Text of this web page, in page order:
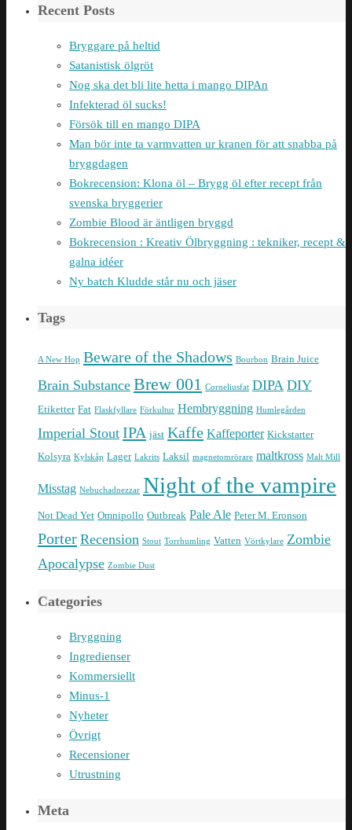
Recent Posts
Bryggare på heltid
Satanistisk ölgröt
Nog ska det bli lite hetta i mango DIPAn
Infekterad öl sucks!
Försök till en mango DIPA
Man bör inte ta varmvatten ur kranen för att snabba på
bryggdagen
Bokrecension: Klona öl – Brygg öl efter recept från
svenska bryggerier
Zombie Blood är äntligen bryggd
Bokrecension : Kreativ Ölbryggning : tekniker, recept &
galna idéer
Ny batch Kludde står nu och jäser
Tags
A New Hop Beware of the Shadows Bourbon Brain Juice
Brain Substance Brew 001 Corneliusfat DIPA DIY
Etiketter Fat Flaskfyllare Förkultur Hembryggning Humlegården
Imperial Stout IPA jäst Kaffe Kaffeporter Kickstarter
Kolsyra Kylskåp Lager Lakrits Laksil magnetomrörare maltkross Malt Mill
Misstag Nebuchadnezzar Night of the vampire
Not Dead Yet Omnipollo Outbreak Pale Ale Peter M. Eronson
Porter Recension Stout Torrhumling Vatten Vörtkylare Zombie
Apocalypse Zombie Dust
Categories
Bryggning
Ingredienser
Kommersiellt
Minus-1
Nyheter
Övrigt
Recensioner
Utrustning
Meta